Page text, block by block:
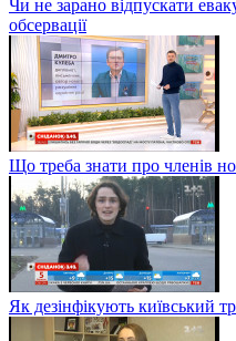
Чи не зарано відпускати
обсервації
Що треба знати про членів
Як дезінфікують київський